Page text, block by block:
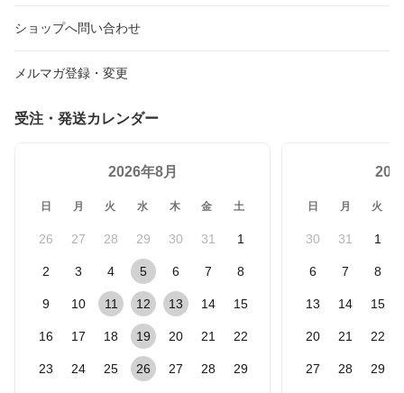
ショップへ問い合わせ
メルマガ登録・変更
受注・発送カレンダー
2026年8月
日 月 火 水 木 金 土
26 27 28 29 30 31 1
2 3 4 5 6 7 8
9 10 11 12 13 14 15
16 17 18 19 20 21 22
23 24 25 26 27 28 29
日 月 火
30 31 1
6 7 8
13 14 15
20 21 22
27 28 29